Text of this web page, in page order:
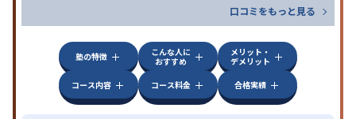
口コミをもっと見る
塾の特徴
こんな人に
おすすめ
メリット・
デメリット
コース内容
コース料金 合格実績